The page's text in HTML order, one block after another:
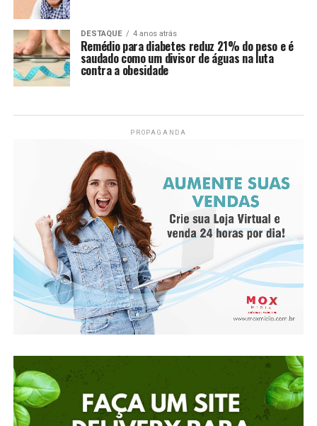
DESTAQUE 4 anos atrás
Remédio para diabetes reduz 21% do peso e é
saudado como um divisor de águas na luta
contra a obesidade
PROPAGANDA